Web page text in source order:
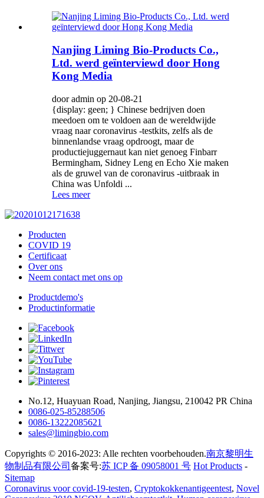
Nanjing Liming Bio-Products Co.,
Ltd. werd geïnterviewd door Hong
Kong Media
door admin op 20-08-21
{display: geen; } Chinese bedrijven doen
meedoen om te voldoen aan de wereldwijde
vraag naar coronavirus -testkits, zelfs als de
binnenlandse vraag opdroogt, maar de
productiejuggernaut kan niet genoeg Finbarr
Bermingham, Sidney Leng en Echo Xie maken
als de gruwel van de coronavirus -uitbraak in
China was Unfoldi ...
Lees meer
Producten
COVID 19
Certificaat
Over ons
Neem contact met ons op
Productdemo's
Productinformatie
No.12, Huayuan Road, Nanjing, Jiangsu, 210042 PR China
0086-025-85288506
0086-13222085621
sales@limingbio.com
Copyrights © 2016-2023: Alle rechten voorbehouden.南京黎明生
物制品有限公司 备案号:苏 ICP 备 09058001 号 Hot Products -
Sitemap
Coronavirus voor covid-19-testen, Cryptokokkenantigeentest, Novel